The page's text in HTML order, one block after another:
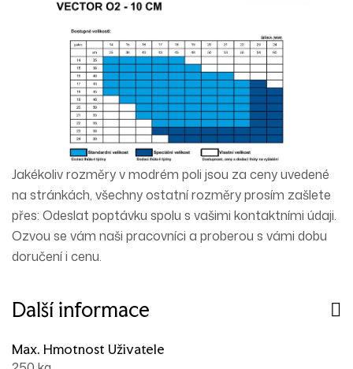
Jakékoliv rozměry v modrém poli jsou za ceny uvedené
na stránkách, všechny ostatní rozměry prosím zašlete
přes: Odeslat poptávku spolu s vašimi kontaktními údaji.
Ozvou se vám naši pracovníci a proberou s vámi dobu
doručení i cenu.
Další informace
Max. Hmotnost Uživatele